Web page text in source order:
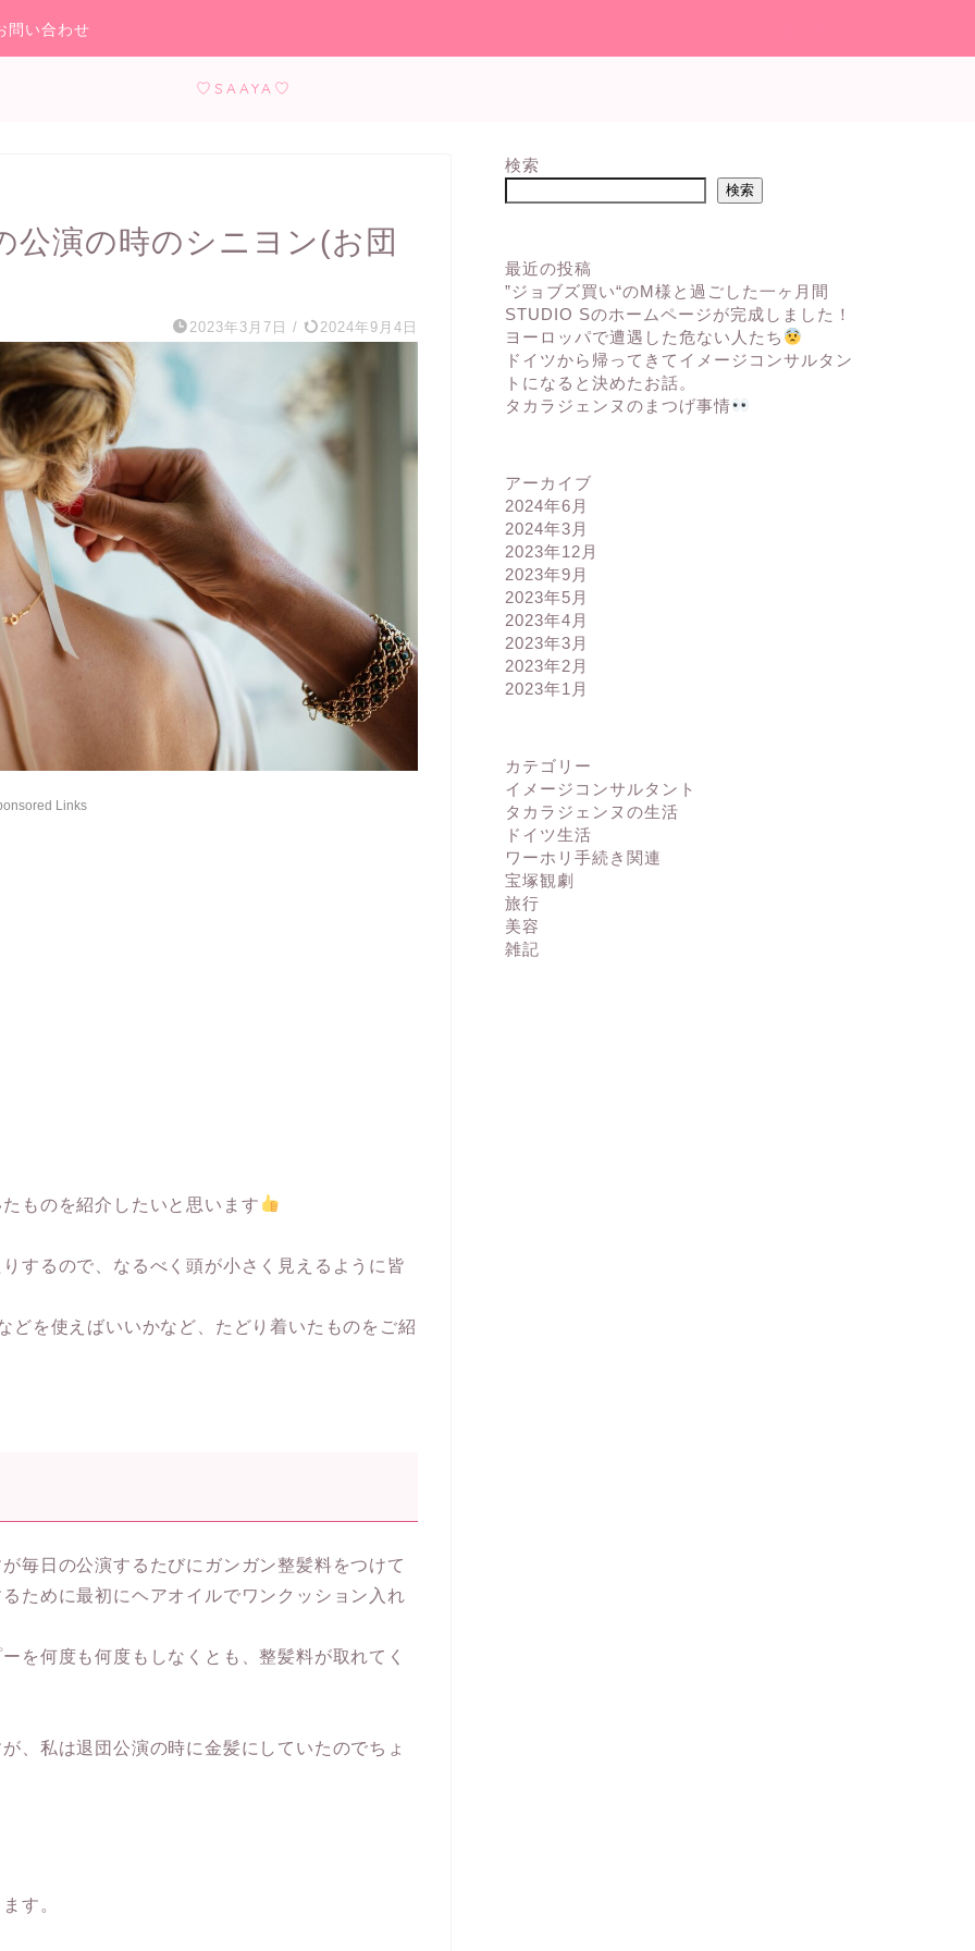
問い合わせ
♡SAAYA♡
公演の時のシニヨン(お団
2023年3月7日 / 2024年9月4日
Links
ものを紹介したいと思います
するので、なるべく頭が小さく見えるように皆
どを使えばいいかなど、たどり着いたものをご紹
毎日の公演するたびにガンガン整髪料をつけて
ために最初にヘアオイルでワンクッション入れ
を何度も何度もしなくとも、整髪料が取れてく
、私は退団公演の時に金髪にしていたのでちょ
す。
検索
検索
最近の投稿
”ジョブズ買い“のM様と過ごした一ヶ月間
STUDIO Sのホームページが完成しました！
ヨーロッパで遭遇した危ない人たち
ドイツから帰ってきてイメージコンサルタン
トになると決めたお話。
タカラジェンヌのまつげ事情
アーカイブ
2024年6月
2024年3月
2023年12月
2023年9月
2023年5月
2023年4月
2023年3月
2023年2月
2023年1月
カテゴリー
イメージコンサルタント
タカラジェンヌの生活
ドイツ生活
ワーホリ手続き関連
宝塚観劇
旅行
美容
雑記